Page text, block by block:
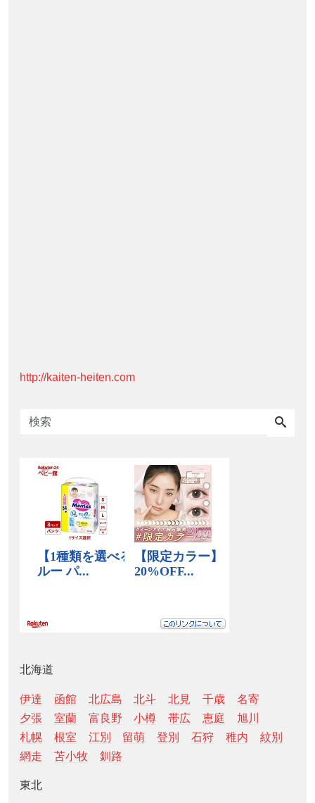
http://kaiten-heiten.com
北海道
伊達 函館 北広島 北斗 北見 千歳
名寄
夕張
室蘭 富良野 小樽 帯広 恵庭
旭川
札幌
根室 江別 留萌 登別 石狩 稚内
紋別
網走
苫小牧 釧路
東北